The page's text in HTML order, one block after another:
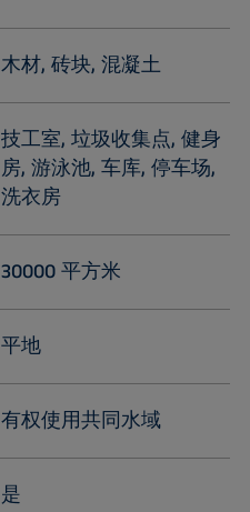
木材, 砖块, 混凝土
技工室, 垃圾收集点, 健身
房, 游泳池, 车库, 停车场,
洗衣房
30000 平方米
平地
有权使用共同水域
是